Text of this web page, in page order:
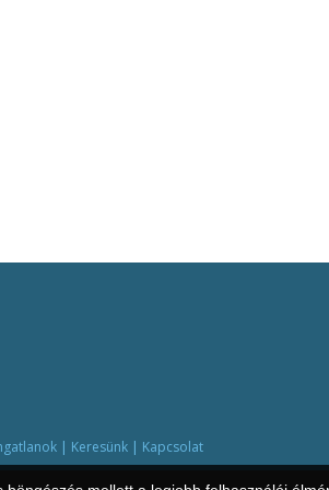
| Keresünk| Kapcsolat